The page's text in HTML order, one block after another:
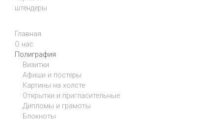
штендеры
Главная
О нас
Полиграфия
Визитки
Афиши и постеры
Картины на холсте
Открытки и пригласительные
Дипломы и грамоты
Блокноты